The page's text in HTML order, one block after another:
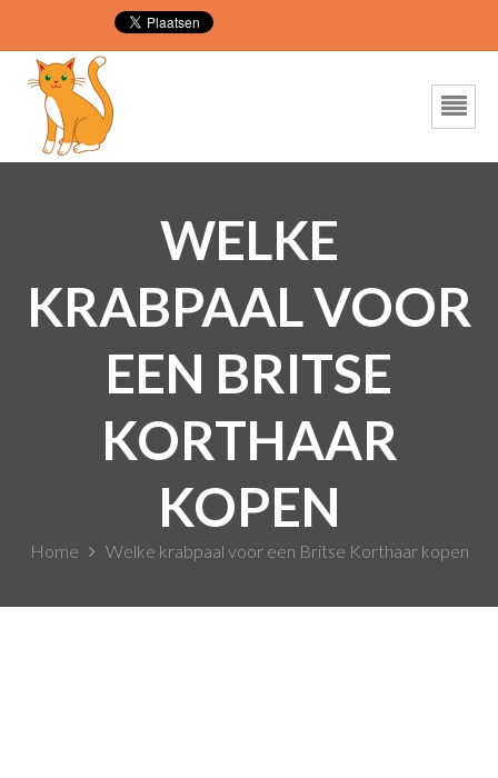
WELKE
KRABPAAL VOOR
EEN BRITSE
KORTHAAR
KOPEN
Home Welke krabpaal voor een Britse Korthaar kopen